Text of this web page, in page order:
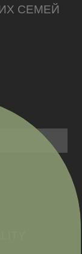
СЕМЕЙ